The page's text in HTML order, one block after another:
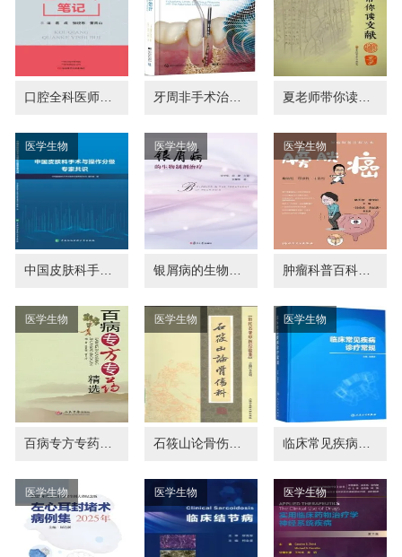
牙周非手术治疗 适应证 禁忌证以及半导体激光辅助的临床治疗决策 夏老师带你读文献
医学生物 医学生物 医学生物
肿瘤科普百科丛书 膀胱癌
医学生物 医学生物
石筱山论骨伤科 近代名老中医经验集
医学生物
医学生物 医学生物 医学生物